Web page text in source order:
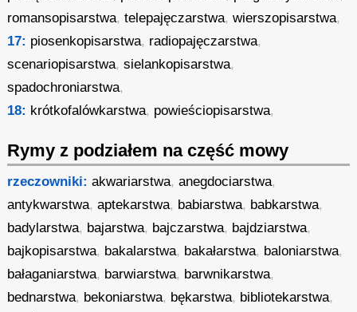
romansopisarstwa,telepajęczarstwa,wierszopisarstwa,
17: piosenkopisarstwa, radiopajęczarstwa,
scenariopisarstwa,sielankopisarstwa,
spadochroniarstwa,
18: krótkofalówkarstwa, powieściopisarstwa,
Rymy z podziałem na część mowy
rzeczowniki: akwariarstwa,anegdociarstwa,
antykwarstwa,aptekarstwa, babiarstwa, babkarstwa,
badylarstwa, bajarstwa, bajczarstwa, bajdziarstwa,
bajkopisarstwa, bakalarstwa, bakałarstwa, baloniarstwa,
bałaganiarstwa, barwiarstwa, barwnikarstwa,
bednarstwa, bekoniarstwa, bękarstwa, bibliotekarstwa,